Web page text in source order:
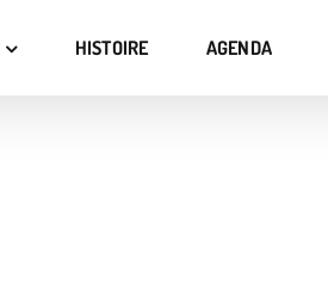
HISTOIRE AGENDA